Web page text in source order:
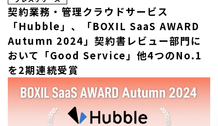
契約業務・管理クラウドサービス
「Hubble」、「BOXIL SaaS AWARD
Autumn 2024」契約書レビュー部門に
おいて「Good Service」他4つのNo.1
を2期連続受賞